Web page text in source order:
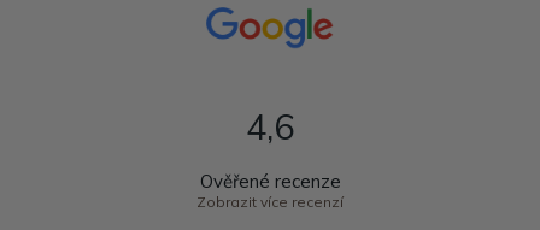
4,6
Ověřené recenze
Zobrazit více recenzí